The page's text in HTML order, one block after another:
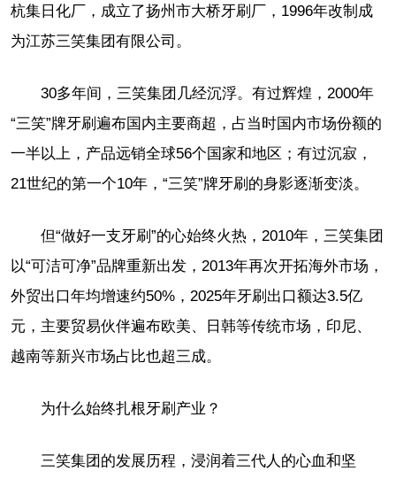
杭集日化厂，成立了扬州市大桥牙刷厂，1996年改制成
为江苏三笑集团有限公司。
30多年间，三笑集团几经沉浮。有过辉煌，2000年
“三笑”牌牙刷遍布国内主要商超，占当时国内市场份额的
一半以上，产品远销全球56个国家和地区；有过沉寂，
21世纪的第一个10年，“三笑”牌牙刷的身影逐渐变淡。
但“做好一支牙刷”的心始终火热，2010年，三笑集团
以“可洁可净”品牌重新出发，2013年再次开拓海外市场，
外贸出口年均增速约50%，2025年牙刷出口额达3.5亿
元，主要贸易伙伴遍布欧美、日韩等传统市场，印尼、
越南等新兴市场占比也超三成。
为什么始终扎根牙刷产业？
三笑集团的发展历程，浸润着三代人的心血和坚